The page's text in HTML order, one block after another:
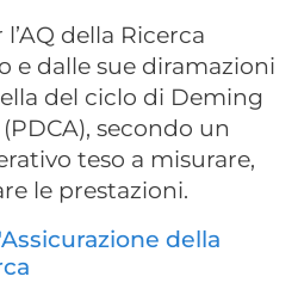
della Ricerca
e dalle sue diramazioni
del ciclo di Deming
secondo un
teso a misurare,
le prestazioni.
della